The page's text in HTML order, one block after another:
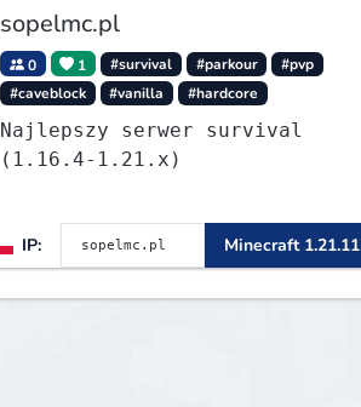
sopelmc.pl
0 1 #survival #parkour
#pvp
#caveblock
#vanilla #hardcore
Najlepszy serwer survival
(1.16.4-1.21.x)
IP: Minecraft 1.21.11